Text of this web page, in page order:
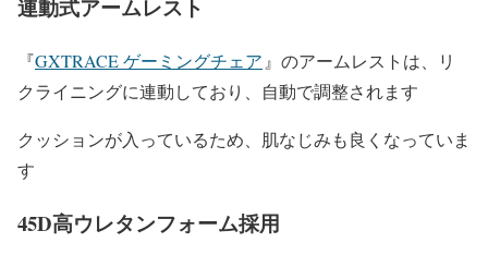
連動式アームレスト
『GXTRACE ゲーミングチェア 』のアームレストは、リ
クライニングに連動しており、自動で調整されます
クッションが入っているため、肌なじみも良くなっていま
す
45D高ウレタンフォーム採用